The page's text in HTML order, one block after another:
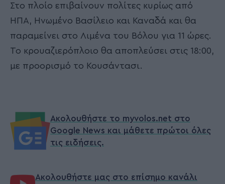
Στο πλοίο επιβαίνουν πολίτες κυρίως από
ΗΠΑ, Ηνωμένο Βασίλειο και Καναδά και θα
παραμείνει στο Λιμένα του Βόλου για 11 ώρες.
Το κρουαζιερόπλοιο θα αποπλεύσει στις 18:00,
με προορισμό το Κουσάντασι.
Ακολουθήστε το myvolos.net στο
Google News και μάθετε πρώτοι όλες
τις ειδήσεις.
Ακολουθήστε μας στο επίσημο κανάλι